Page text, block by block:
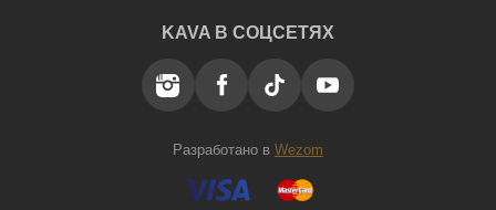
необычный подарок, стоит ориентироваться на
водительский опыт и характер человека. Тем, кто много
ездит по городу или часто бывает в дороге, больше
подойдут полезные курсы, которые помогут
если человек любит скорость, драйв и мечтает о ярких
эмоциях, отличным вариантом станет экстремальное
впечатление — например, заезд на треке или
KAVA В СОЦСЕТЯХ
Разработано в Wezom